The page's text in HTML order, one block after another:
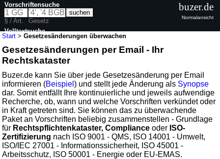
Start >Gesetzesänderungen überwachen
Gesetzesänderungen per Email - Ihr
Rechtskataster
Buzer.de kann Sie über jede Gesetzesänderung per Email
informieren (Beispiel) und stellt jede Änderung als Synopse
dar. Somit entfällt Ihre kontinuierliche und jeweils aufwendige
Recherche, ob, wann und welche Vorschriften verkündet oder
in Kraft getreten sind. Sie können das zu überwachende
Paket an Vorschriften beliebig zusammenstellen - Grundlage
für Rechtspflichtenkataster, Compliance oder ISO-
Zertifizierung nach ISO 9001 - QMS, ISO 14001 - Umwelt,
ISO/IEC 27001 - Informationssicherheit, ISO 45001 -
Arbeitsschutz, ISO 50001 - Energie oder EU-EMAS.
Vorschriftensuche
§ / Art.
Gesetz
Volltextsuche
buzer.de
Normalansicht